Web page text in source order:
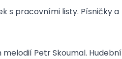
s pracovními listy. Písničky a
Petr Skoumal. Hudební